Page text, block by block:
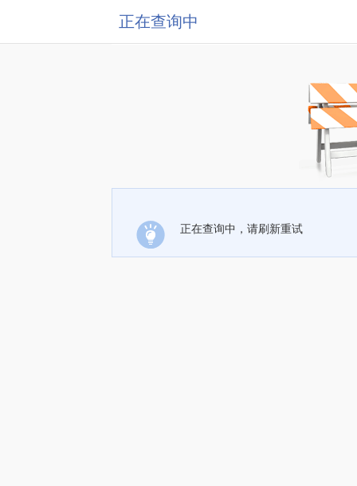
正在查询中
正在查询中，请刷新重试